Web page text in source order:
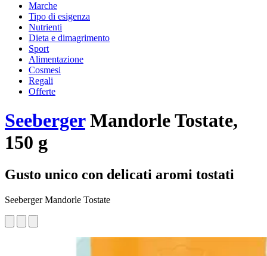
Marche
Tipo di esigenza
Nutrienti
Dieta e dimagrimento
Sport
Alimentazione
Cosmesi
Regali
Offerte
SeebergerMandorle Tostate,
150 g
Gusto unico con delicati aromi tostati
Seeberger Mandorle Tostate